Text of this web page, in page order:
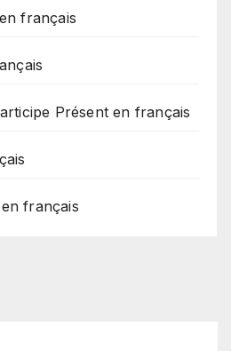
français
Présent en français
français